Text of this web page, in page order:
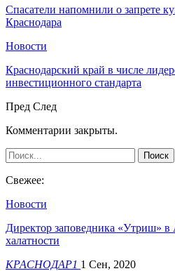
Спасатели напомнили о запрете
Краснодара
Новости
Краснодарский край в числе
инвестиционного стандарта
Пред След
Комментарии закрыты.
Свежее:
Новости
Директор заповедника «Утриш» в
халатности
КРАСНОДАР1 1 Сен, 2020